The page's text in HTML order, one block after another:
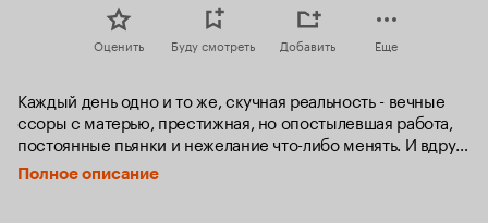
Оценить Буду смотреть Добавить Еще
Каждый день одно и то же, скучная реальность - вечные
ссоры с матерью, престижная, но опостылевшая работа,
постоянные пьянки и нежелание что-либо менять. И вдруг,
в один момент, жизнь круто изменилась, все встало с ног
на голову. Произошло что-то непонятное, необъяснимое и
Полное описание